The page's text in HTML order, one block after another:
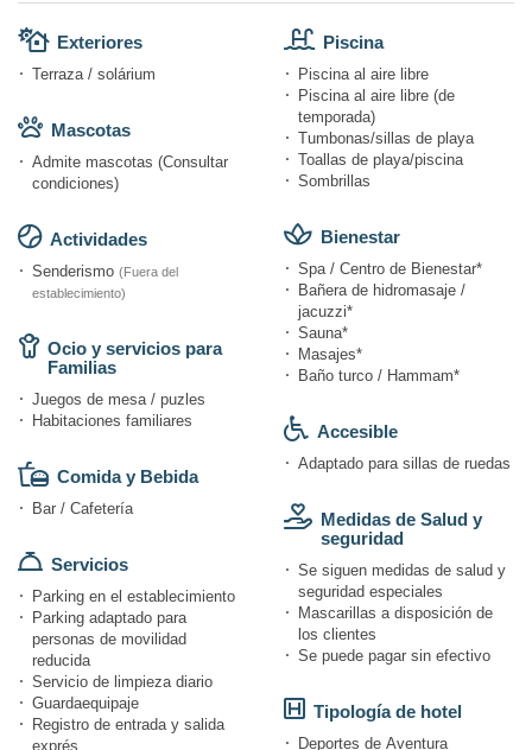
Exteriores
Terraza / solárium
Mascotas
Admite mascotas (Consultar
condiciones)
Actividades
Senderismo (Fuera del
establecimiento)
Ocio y servicios para
Familias
Juegos de mesa / puzles
Habitaciones familiares
Comida y Bebida
Bar / Cafetería
Servicios
Parking en el establecimiento
Parking adaptado para
personas de movilidad
reducida
Servicio de limpieza diario
Guardaequipaje
Registro de entrada y salida
exprés
Piscina
Piscina al aire libre
Piscina al aire libre (de
temporada)
Tumbonas/sillas de playa
Toallas de playa/piscina
Sombrillas
Bienestar
Spa / Centro de Bienestar*
Bañera de hidromasaje /
jacuzzi*
Sauna*
Masajes*
Baño turco / Hammam*
Accesible
Adaptado para sillas de ruedas
Medidas de Salud y
seguridad
Se siguen medidas de salud y
seguridad especiales
Mascarillas a disposición de
los clientes
Se puede pagar sin efectivo
Tipología de hotel
Deportes de Aventura